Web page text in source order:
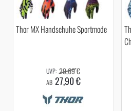
Thor MX Handschuhe Sportmode
AB 27,90 €
29,69 €